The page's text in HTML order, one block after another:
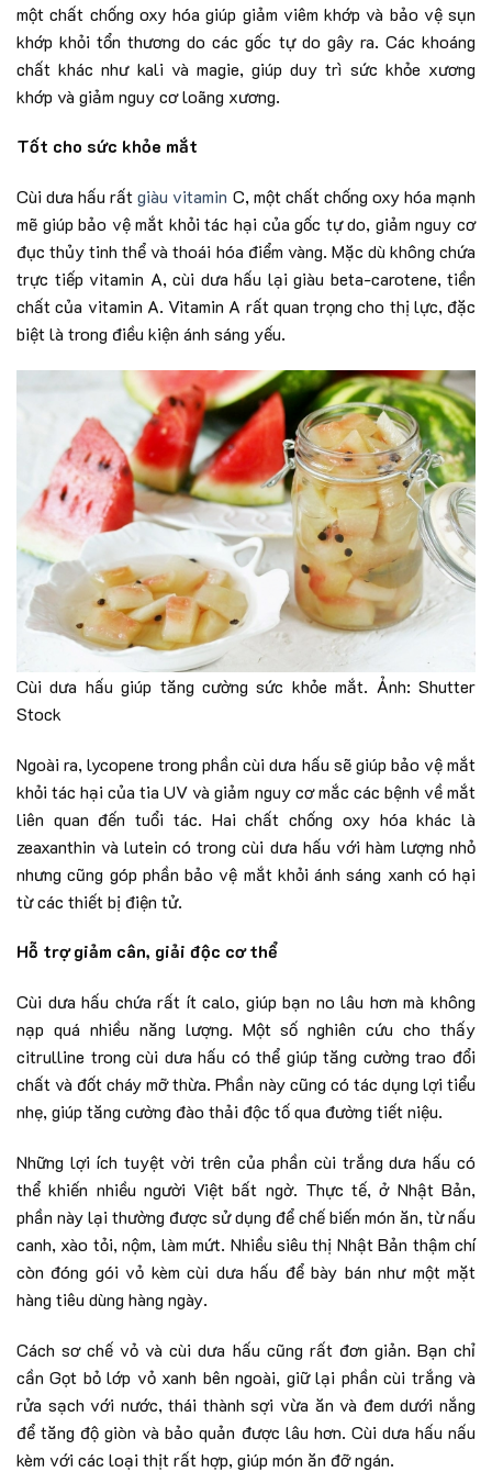
một chất chống oxy hóa giúp giảm viêm khớp và bảo vệ sụn
khớp khỏi tổn thương do các gốc tự do gây ra. Các khoáng
chất khác như kali và magie, giúp duy trì sức khỏe xương
khớp và giảm nguy cơ loãng xương.
Tốt cho sức khỏe mắt
Cùi dưa hấu rấtgiàu vitamin C, một chất chống oxy hóa mạnh
mẽ giúp bảo vệ mắt khỏi tác hại của gốc tự do, giảm nguy cơ
đục thủy tinh thể và thoái hóa điểm vàng. Mặc dù không chứa
trực tiếp vitamin A, cùi dưa hấu lại giàu beta-carotene, tiền
chất của vitamin A. Vitamin A rất quan trọng cho thị lực, đặc
biệt là trong điều kiện ánh sáng yếu.
Cùi dưa hấu giúp tăng cường sức khỏe mắt. Ảnh: Shutter
Stock
Ngoài ra, lycopene trong phần cùi dưa hấu sẽ giúp bảo vệ mắt
khỏi tác hại của tia UV và giảm nguy cơ mắc các bệnh về mắt
liên quan đến tuổi tác. Hai chất chống oxy hóa khác là
zeaxanthin và lutein có trong cùi dưa hấu với hàm lượng nhỏ
nhưng cũng góp phần bảo vệ mắt khỏi ánh sáng xanh có hại
từ các thiết bị điện tử.
Hỗ trợ giảm cân, giải độc cơ thể
Cùi dưa hấu chứa rất ít calo, giúp bạn no lâu hơn mà không
nạp quá nhiều năng lượng. Một số nghiên cứu cho thấy
citrulline trong cùi dưa hấu có thể giúp tăng cường trao đổi
chất và đốt cháy mỡ thừa. Phần này cũng có tác dụng lợi tiểu
nhẹ, giúp tăng cường đào thải độc tố qua đường tiết niệu.
Những lợi ích tuyệt vời trên của phần cùi trắng dưa hấu có
thể khiến nhiều người Việt bất ngờ. Thực tế, ở Nhật Bản,
phần này lại thường được sử dụng để chế biến món ăn, từ nấu
canh, xào tỏi, nộm, làm mứt. Nhiều siêu thị Nhật Bản thậm chí
còn đóng gói vỏ kèm cùi dưa hấu để bày bán như một mặt
hàng tiêu dùng hàng ngày.
Cách sơ chế vỏ và cùi dưa hấu cũng rất đơn giản. Bạn chỉ
cần Gọt bỏ lớp vỏ xanh bên ngoài, giữ lại phần cùi trắng và
rửa sạch với nước, thái thành sợi vừa ăn và đem dưới nắng
để tăng độ giòn và bảo quản được lâu hơn. Cùi dưa hấu nấu
kèm với các loại thịt rất hợp, giúp món ăn đỡ ngán.